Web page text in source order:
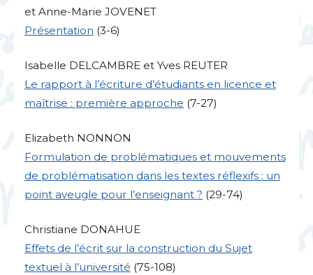
et Anne-Marie JOVENET
Présentation (3-6)
Isabelle DELCAMBRE et Yves REUTER
Le rapport à l’écriture d’étudiants en licence et
maîtrise : première approche (7-27)
Elizabeth NONNON
Formulation de problématiques et mouvements
de problématisation dans les textes réflexifs : un
point aveugle pour l’enseignant ? (29-74)
Christiane DONAHUE
Effets de l’écrit sur la construction du Sujet
textuel à l’université (75-108)